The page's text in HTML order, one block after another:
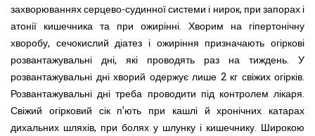
захворюваннях серцево-судинної системи і нирок, при запорах і
атонії кишечника та при ожирінні. Хворим на гіпертонічну
хворобу, сечокислий діатез і ожиріння призначають огіркові
розвантажувальні дні, які проводять раз на тиждень. У
розвантажувальні дні хворий одержує лише 2 кг свіжих огірків.
Розвантажувальні дні треба проводити під контролем лікаря.
Свіжий огірковий сік п'ють при кашлі й хронічних катарах
дихальних шляхів, при болях у шлунку і кишечнику. Широкою